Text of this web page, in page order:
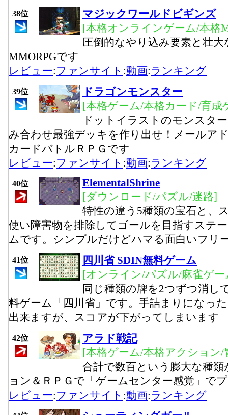
38位
マジックワールドビギンズ
[本格オンラインゲーム/本格
圧倒的なやり込み要素と壮
MMORPGです
レビュー:ファンサイト :動画:ランキング
39位
ドラゴンモンスター
[本格ゲーム/本格カード/育成
ドットイラストのモンスタ
み合わせ最強デッキを作り出せ！メールア
カードバトルＲＰＧです
レビュー:ファンサイト :動画:ランキング
40位
ElementalShrine
[ダウンロード/パズル/迷路]
特性の違う5種類の宝石と、
使い障害物を排除してゴールを目指すステ
ムです。シンプルだけどハマる面白いフリ
41位
四川省 SDIN無料ゲーム
[オンライン/パズル/麻雀ゲー
同じ種類の牌を2つずつ消し
料ゲーム「四川省」です。手詰まりになっ
出来ますが、スコアが下がってしまいます
42位
アラド戦記
[本格ゲーム/本格アクション/
合計で数百という膨大な種
ョン＆ＲＰＧで「ゲームセンター感覚」で
レビュー:ファンサイト :動画:ランキング